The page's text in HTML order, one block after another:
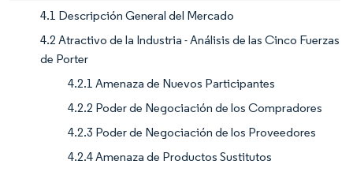
4.1 Descripción General del Mercado
4.2 Atractivo de la Industria - Análisis de las Cinco Fuerzas
de Porter
4.2.1 Amenaza de Nuevos Participantes
4.2.2 Poder de Negociación de los Compradores
4.2.3 Poder de Negociación de los Proveedores
4.2.4 Amenaza de Productos Sustitutos